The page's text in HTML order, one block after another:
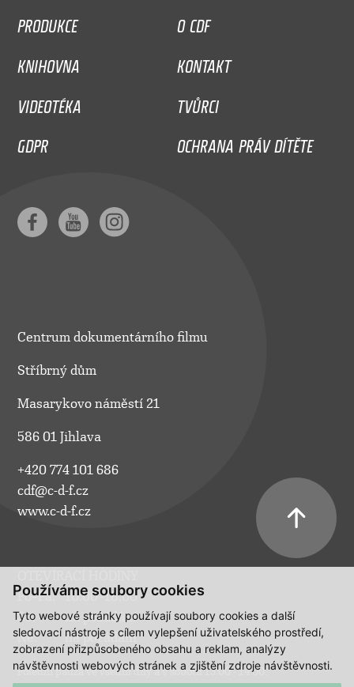
Používáme soubory cookies
Tyto webové stránky používají soubory cookies a další
sledovací nástroje s cílem vylepšení uživatelského prostředí,
zobrazení přizpůsobeného obsahu a reklam, analýzy
návštěvnosti webových stránek a zjištění zdroje návštěvnosti.
PRODUKCE
O CDF
KNIHOVNA
KONTAKT
VIDEOTÉKA
TVŮRCI
GDPR
OCHRANA PRÁV DÍTĚTE
Centrum dokumentárního filmu
Stříbrný dům
Masarykovo náměstí 21
586 01 Jihlava
+420 774 101 686
cdf@c-d-f.cz
www.c-d-f.cz
Po–Pá:
10.00–18.00
So:
na požádání
Ne:
na požádání
Polední pauza ve všední dny a v sobotu 13:00 - 14:00.